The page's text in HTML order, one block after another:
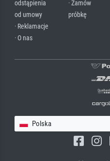
odstąpienia
od umowy
· Reklamacje
· O nas
· Zamów
próbkę
Polska